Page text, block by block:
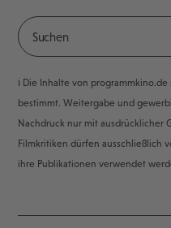
ℹ️ Die Inhalte von
bestimmt. Weitergabe und
Nachdruck nur mit ausdrücklicher
Filmkritiken dürfen ausschließlich
ihre Publikationen verwendet